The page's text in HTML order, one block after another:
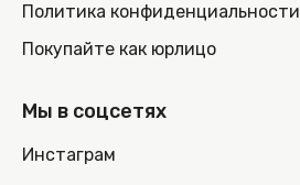
Политика конфиденциальности
Покупайте как юрлицо
Мы в соцсетях
Инстаграм